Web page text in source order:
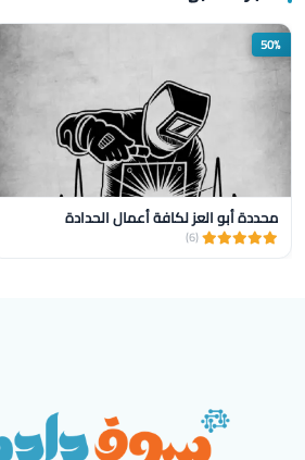
50%
محددة أبو العز لكافة أعمال الحدادة
(6)